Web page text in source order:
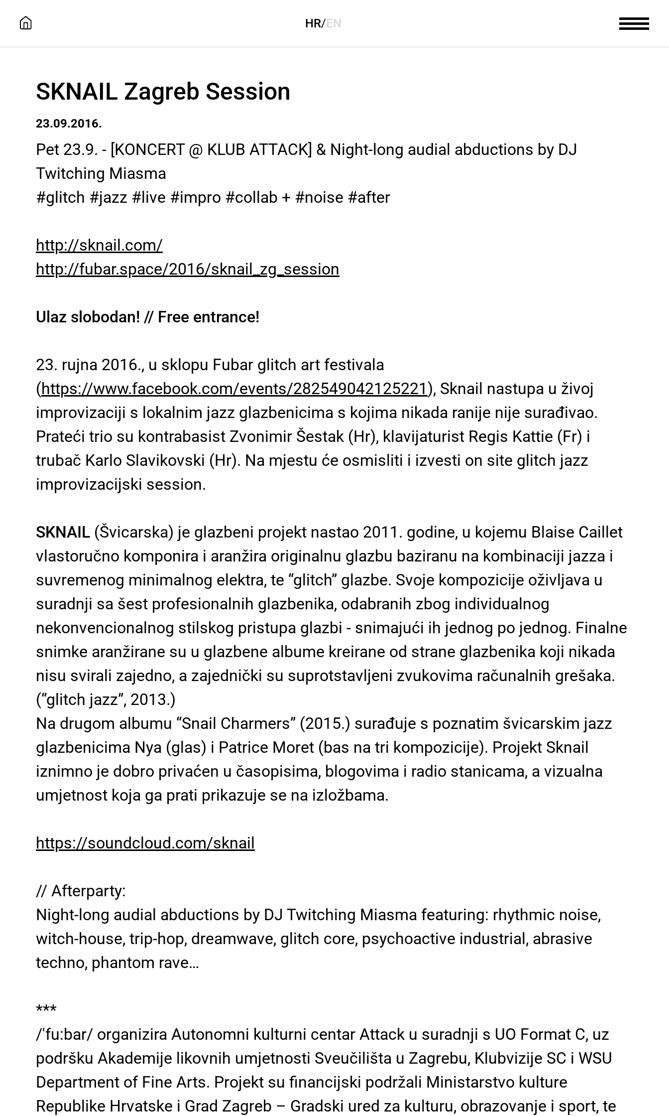
HR/EN
SKNAIL Zagreb Session
23.09.2016.
Pet 23.9. - [KONCERT @ KLUB ATTACK] & Night-long audial abductions by DJ
Twitching Miasma
#glitch #jazz #live #impro #collab + #noise #after
http://sknail.com/
http://fubar.space/2016/sknail_zg_session
Ulaz slobodan! // Free entrance!
23. rujna 2016., u sklopu Fubar glitch art festivala
(https://www.facebook.com/events/282549042125221), Sknail nastupa u živoj
improvizaciji s lokalnim jazz glazbenicima s kojima nikada ranije nije surađivao.
Prateći trio su kontrabasist Zvonimir Šestak (Hr), klavijaturist Regis Kattie (Fr) i
trubač Karlo Slavikovski (Hr). Na mjestu će osmisliti i izvesti on site glitch jazz
improvizacijski session.
SKNAIL (Švicarska) je glazbeni projekt nastao 2011. godine, u kojemu Blaise Caillet
vlastoručno komponira i aranžira originalnu glazbu baziranu na kombinaciji jazza i
suvremenog minimalnog elektra, te “glitch” glazbe. Svoje kompozicije oživljava u
suradnji sa šest profesionalnih glazbenika, odabranih zbog individualnog
nekonvencionalnog stilskog pristupa glazbi - snimajući ih jednog po jednog. Finalne
snimke aranžirane su u glazbene albume kreirane od strane glazbenika koji nikada
nisu svirali zajedno, a zajednički su suprotstavljeni zvukovima računalnih grešaka.
(“glitch jazz”, 2013.)
Na drugom albumu “Snail Charmers” (2015.) surađuje s poznatim švicarskim jazz
glazbenicima Nya (glas) i Patrice Moret (bas na tri kompozicije). Projekt Sknail
iznimno je dobro privaćen u časopisima, blogovima i radio stanicama, a vizualna
umjetnost koja ga prati prikazuje se na izložbama.
https://soundcloud.com/sknail
// Afterparty:
Night-long audial abductions by DJ Twitching Miasma featuring: rhythmic noise,
witch-house, trip-hop, dreamwave, glitch core, psychoactive industrial, abrasive
techno, phantom rave…
***
/'fu:bar/ organizira Autonomni kulturni centar Attack u suradnji s UO Format C, uz
podršku Akademije likovnih umjetnosti Sveučilišta u Zagrebu, Klubvizije SC i WSU
Department of Fine Arts. Projekt su financijski podržali Ministarstvo kulture
Republike Hrvatske i Grad Zagreb – Gradski ured za kulturu, obrazovanje i sport, te